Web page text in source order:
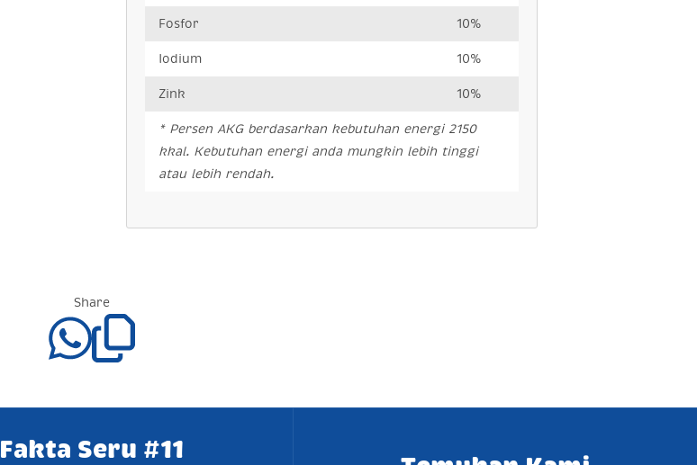
Fosfor 10%
Iodium 10%
Zink 10%
* Persen AKG berdasarkan kebutuhan energi 2150
kkal. Kebutuhan energi anda mungkin lebih tinggi
atau lebih rendah.
Share
Fakta Seru #11